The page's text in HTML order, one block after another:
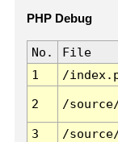
PHP Debug
No. File
1
/
2 /
3 /